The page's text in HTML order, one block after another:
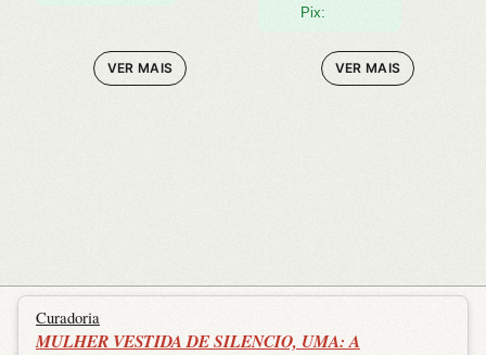
VER MAIS
Pix:
VER MAIS
Curadoria
MULHER VESTIDA DE SILENCIO, UMA: A